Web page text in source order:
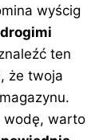
wyścig
drogimi
ten
że twoja
wodę, warto